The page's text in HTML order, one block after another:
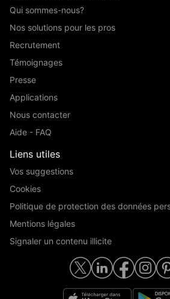
Qui sommes-nous?
Nos solutions pour les pros
Recrutement
Témoignages
Presse
Applications
Nous contacter
Aide - FAQ
Liens utiles
Vos suggestions
Cookies
Politique de protection des données
Mentions légales
Signaler un contenu illicite